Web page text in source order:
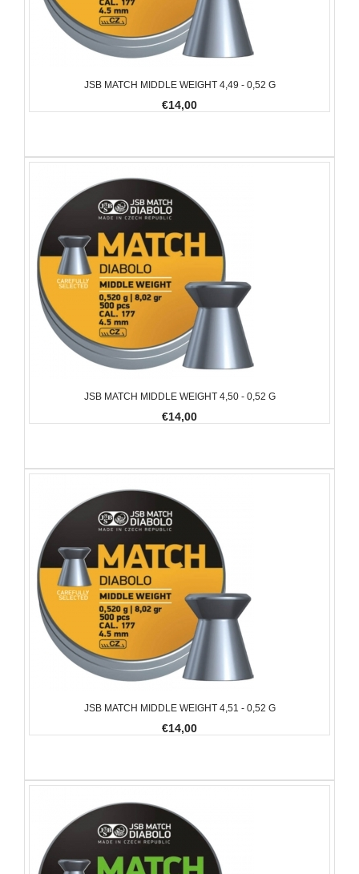
JSB MATCH MIDDLE WEIGHT 4,49 - 0,52 G
€14,00
JSB MATCH MIDDLE WEIGHT 4,50 - 0,52 G
€14,00
JSB MATCH MIDDLE WEIGHT 4,51 - 0,52 G
€14,00